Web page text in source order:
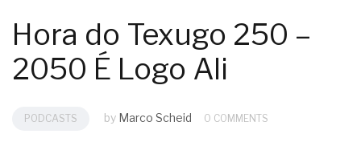
Hora do Texugo 250 –
2050 É Logo Ali
PODCASTS by Marco Scheid 0 COMMENTS